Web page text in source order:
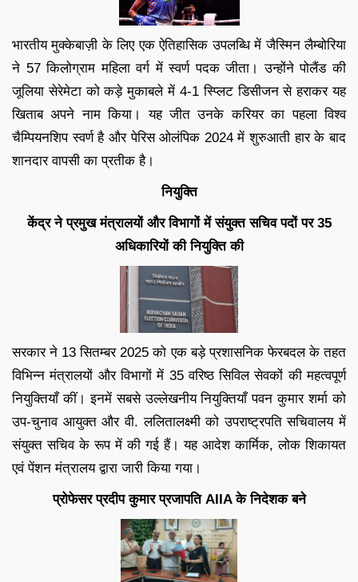
भारतीय मुक्केबाज़ी के लिए एक ऐतिहासिक उपलब्धि में जैस्मिन लैम्बोरिया
ने 57 किलोग्राम महिला वर्ग में स्वर्ण पदक जीता। उन्होंने पोलैंड की
जूलिया सेरेमेटा को कड़े मुकाबले में 4-1 स्प्लिट डिसीजन से हराकर यह
खिताब अपने नाम किया। यह जीत उनके करियर का पहला विश्व
चैम्पियनशिप स्वर्ण है और पेरिस ओलंपिक 2024 में शुरुआती हार के बाद
शानदार वापसी का प्रतीक है।
नियुक्ति
केंद्र ने प्रमुख मंत्रालयों और विभागों में संयुक्त सचिव पदों पर 35
अधिकारियों की नियुक्ति की
सरकार ने 13 सितम्बर 2025 को एक बड़े प्रशासनिक फेरबदल के तहत
विभिन्न मंत्रालयों और विभागों में 35 वरिष्ठ सिविल सेवकों की महत्वपूर्ण
नियुक्तियाँ कीं। इनमें सबसे उल्लेखनीय नियुक्तियाँ पवन कुमार शर्मा को
उप-चुनाव आयुक्त और वी. ललितालक्ष्मी को उपराष्ट्रपति सचिवालय में
संयुक्त सचिव के रूप में की गई हैं। यह आदेश कार्मिक, लोक शिकायत
एवं पेंशन मंत्रालय द्वारा जारी किया गया।
प्रोफेसर प्रदीप कुमार प्रजापति AIIA के निदेशक बने